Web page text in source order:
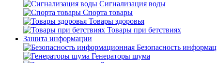
Сигнализация воды
Спорта товары
Товары здоровья
Товары при бетствиях
Защита информации
Безопасность
Генераторы шума